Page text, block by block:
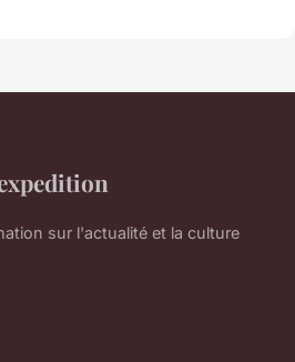
sur l'actualité et la culture